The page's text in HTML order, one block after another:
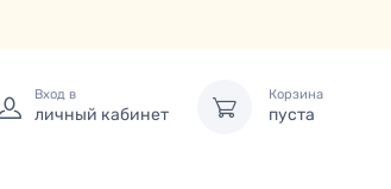
Вход в
личный кабинет
Корзина
пуста